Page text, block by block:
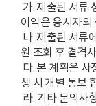
가. 제출된 서류
이익은 응시자의
나. 제출된 서류
원 조회 후 결격
다. 본 계획은 사
생 시 개별 통보
라. 기타 문의사